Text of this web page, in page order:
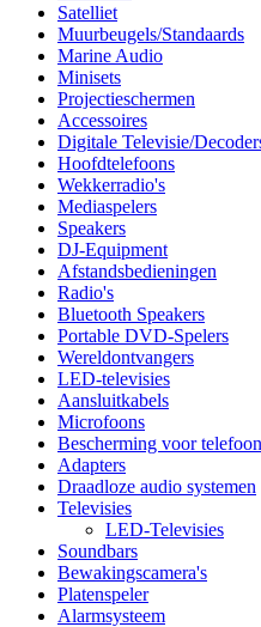
Satelliet
Muurbeugels/Standaards
Marine Audio
Minisets
Projectieschermen
Accessoires
Digitale Televisie/
Hoofdtelefoons
Wekkerradio's
Mediaspelers
Speakers
DJ-Equipment
Afstandsbedieningen
Radio's
Bluetooth Speakers
Portable DVD-Spelers
Wereldontvangers
LED-televisies
Aansluitkabels
Microfoons
Bescherming voor
Adapters
Draadloze audio systemen
Televisies
LED-Televisies
Soundbars
Bewakingscamera's
Platenspeler
Alarmsysteem